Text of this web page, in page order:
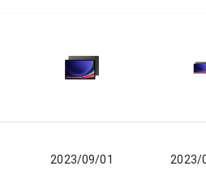
2023/09/01 2023/